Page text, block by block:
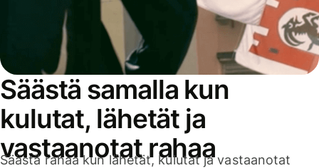
Säästä samalla kun
kulutat, lähetät ja
vastaanotat rahaa
Säästä rahaa kun lähetät, kulutat ja vastaanotat